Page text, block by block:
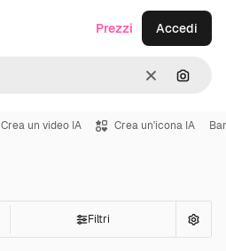
CancellaCerca
Prezzi Accedi
Crea un video IA Crea un'icona IA
Filtri